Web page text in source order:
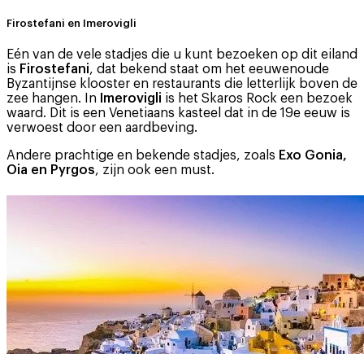
Firostefani en Imerovigli
Eén van de vele stadjes die u kunt bezoeken op dit eiland
is Firostefani, dat bekend staat om het eeuwenoude
Byzantijnse klooster en restaurants die letterlijk boven de
zee hangen. In Imerovigli is het Skaros Rock een bezoek
waard. Dit is een Venetiaans kasteel dat in de 19e eeuw is
verwoest door een aardbeving.
Andere prachtige en bekende stadjes, zoals Exo Gonia,
Oia en Pyrgos, zijn ook een must.